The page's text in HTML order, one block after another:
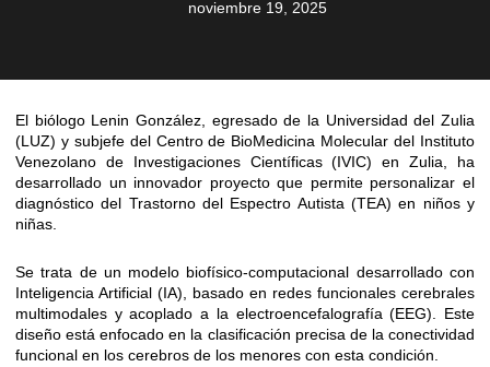
noviembre 19, 2025
El biólogo Lenin González, egresado de la Universidad del Zulia
(LUZ) y subjefe del Centro de BioMedicina Molecular del Instituto
Venezolano de Investigaciones Científicas (IVIC) en Zulia, ha
desarrollado un innovador proyecto que permite personalizar el
diagnóstico del Trastorno del Espectro Autista (TEA) en niños y
niñas.
Se trata de un modelo biofísico-computacional desarrollado con
Inteligencia Artificial (IA), basado en redes funcionales cerebrales
multimodales y acoplado a la electroencefalografía (EEG). Este
diseño está enfocado en la clasificación precisa de la conectividad
funcional en los cerebros de los menores con esta condición.